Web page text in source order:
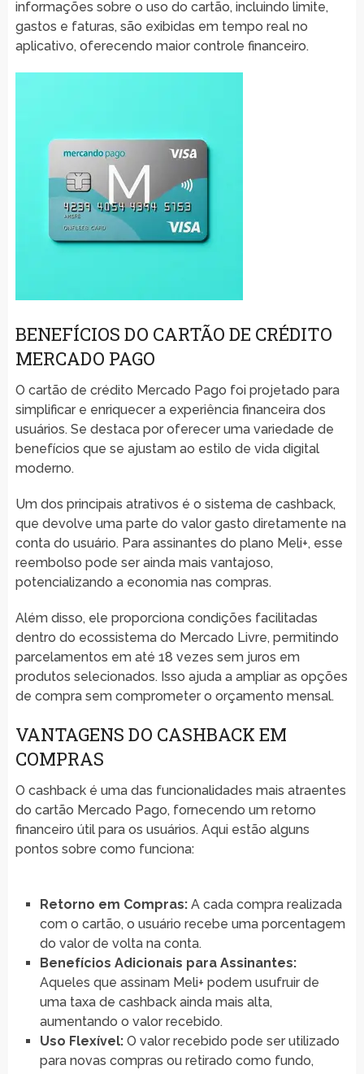
informações sobre o uso do cartão, incluindo limite,
gastos e faturas, são exibidas em tempo real no
aplicativo, oferecendo maior controle financeiro.
BENEFÍCIOS DO CARTÃO DE CRÉDITO
MERCADO PAGO
O cartão de crédito Mercado Pago foi projetado para
simplificar e enriquecer a experiência financeira dos
usuários. Se destaca por oferecer uma variedade de
benefícios que se ajustam ao estilo de vida digital
moderno.
Um dos principais atrativos é o sistema de cashback,
que devolve uma parte do valor gasto diretamente na
conta do usuário. Para assinantes do plano Meli+, esse
reembolso pode ser ainda mais vantajoso,
potencializando a economia nas compras.
Além disso, ele proporciona condições facilitadas
dentro do ecossistema do Mercado Livre, permitindo
parcelamentos em até 18 vezes sem juros em
produtos selecionados. Isso ajuda a ampliar as opções
de compra sem comprometer o orçamento mensal.
VANTAGENS DO CASHBACK EM
COMPRAS
O cashback é uma das funcionalidades mais atraentes
do cartão Mercado Pago, fornecendo um retorno
financeiro útil para os usuários. Aqui estão alguns
pontos sobre como funciona:
Retorno em Compras:A cada compra realizada
com o cartão, o usuário recebe uma porcentagem
do valor de volta na conta.
Benefícios Adicionais para Assinantes:
Aqueles que assinam Meli+ podem usufruir de
uma taxa de cashback ainda mais alta,
aumentando o valor recebido.
Uso Flexível:O valor recebido pode ser utilizado
para novas compras ou retirado como fundo,